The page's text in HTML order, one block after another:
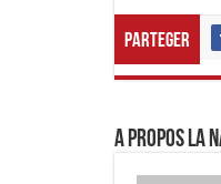
Parteger
A propos LA